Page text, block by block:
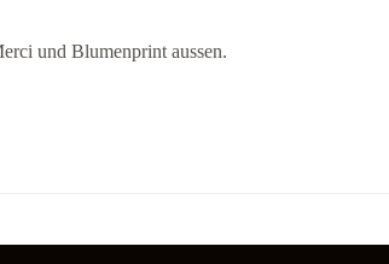
und Blumenprint aussen.